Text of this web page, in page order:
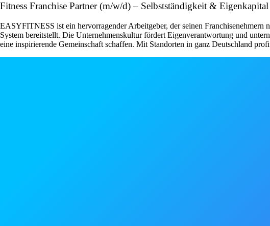
Fitness Franchise Partner (m/w/d) – Selbstständigkeit &
EASYFITNESS ist ein hervorragender Arbeitgeber, der seinen
System bereitstellt. Die Unternehmenskultur fördert Eigenverantwortung und
eine inspirierende Gemeinschaft schaffen. Mit Standorten in ganz Deutschland